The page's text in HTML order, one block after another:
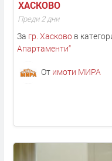
ХАСКОВО
Преди 2 дни
За гр. Хасковов
Апартаменти“
От имоти МИРА